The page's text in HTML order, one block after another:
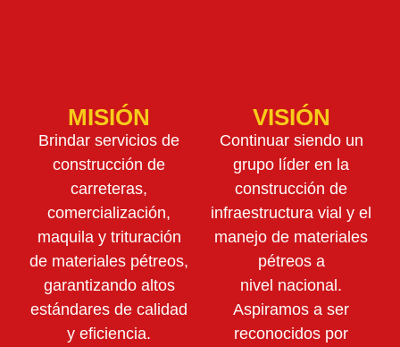
MISIÓN
Brindar servicios de
construcción de
carreteras,
comercialización,
maquila y trituración
de materiales pétreos,
garantizando altos
estándares de calidad
y eficiencia.
VISIÓN
Continuar siendo un
grupo líder en la
construcción de
infraestructura vial y el
manejo de materiales
pétreos a
nivel nacional.
Aspiramos a ser
reconocidos por